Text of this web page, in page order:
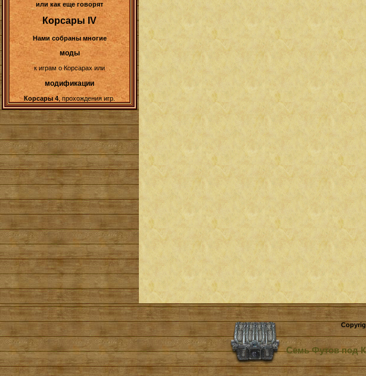
или как еще говорят
Корсары IV
Нами собраны многие
моды
к играм о Корсарах или
модификации
Корсары 4, прохождения игр.
Семь Футов под